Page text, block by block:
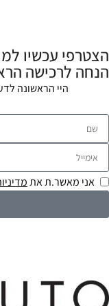
הנחה לרכישה
היי הראשונה
אני מאשר.ת את